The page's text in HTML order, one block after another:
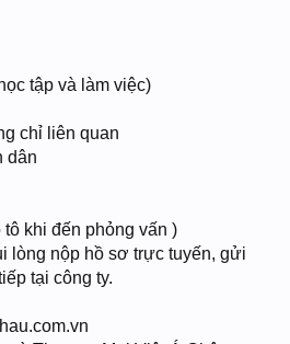
tập và làm việc)
chỉ liên quan
dân
khi đến phỏng vấn )
lòng nộp hồ sơ trực tuyến, gửi
tại công ty.